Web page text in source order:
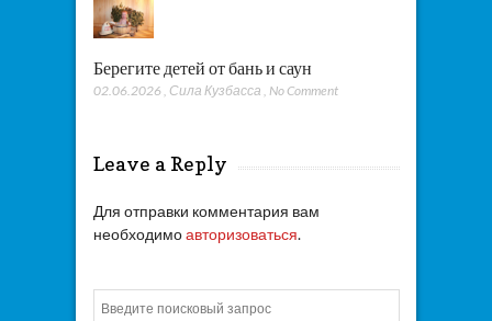
Берегите детей от бань и саун
02.06.2026 , Сила Кузбасса , No Comment
Leave a Reply
Для отправки комментария вам
необходимоавторизоваться.